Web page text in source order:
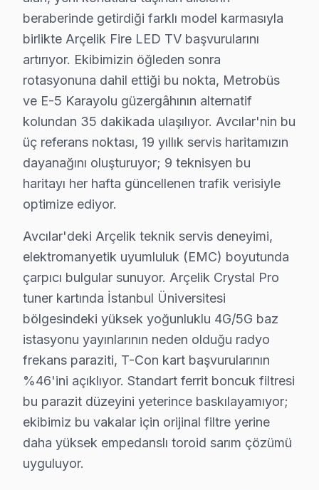
Avcılar ve Çevresi Arçelik Servis Ağı
Geniş servis ağımızla Avcılar ve çevre ilçelerde
Hizmet bölgelerimiz:
• Avcılar merkez ve Avcılar'nin tüm mahalleleri
• Avcılar'den komşu ilçelere hızlı erişim
• Avcılar'de toplu konut ve site anlaşmaları mevcut
Avcılar'da Arçelik teknik desteği arıyorsanız, aynı
Arçelik TV Periyodik Bakımı – Avcılar Uzman
Arçelik LED TV'nizin uzun yıllar sorunsuz çalışması
Bakım kapsamımız:
• Avcılar'de iç temizlik ve soğutma verimliliği artırımı
• LED şerit ve backlight yoğunluğu kontrolü —
• Avcılar'de anakart SMD komponent incelemesi
• Yazılım ve güncelleme durumu değerlendirmesi —
• Avcılar'de garanti kapsamı ve bakım raporu
Avcılar'da düzenli bakım yaptıran müşterilerimizde
Arçelik Servisi: Avcılar Yerel Bilgi
Avcılar ilçesi, İstanbul Avrupa Yakası'nın yaklaşık
beraberinde getirdiği farklı model karmasıyla
birlikte Arçelik Fire LED TV başvurularını
artırıyor. Ekibimizin öğleden sonra
rotasyonuna dahil ettiği bu nokta, Metrobüs
ve E-5 Karayolu güzergâhının alternatif
kolundan 35 dakikada ulaşılıyor. Avcılar'nin bu
üç referans noktası, 19 yıllık servis haritamızın
dayanağını oluşturuyor; 9 teknisyen bu
haritayı her hafta güncellenen trafik verisiyle
optimize ediyor.
Avcılar'deki Arçelik teknik servis deneyimi,
elektromanyetik uyumluluk (EMC) boyutunda
çarpıcı bulgular sunuyor. Arçelik Crystal Pro
tuner kartında İstanbul Üniversitesi
bölgesindeki yüksek yoğunluklu 4G/5G baz
istasyonu yayınlarının neden olduğu radyo
frekans paraziti, T-Con kart başvurularının
%46'ini açıklıyor. Standart ferrit boncuk filtresi
bu parazit düzeyini yeterince baskılayamıyor;
ekibimiz bu vakalar için orijinal filtre yerine
daha yüksek empedanslı toroid sarım çözümü
uyguluyor.